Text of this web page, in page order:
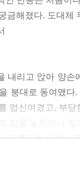
금해졌다. 도대체
내리고 앉아 양
붕대로 동여맸
업신여겼고, 부
피 흘리는 다수」